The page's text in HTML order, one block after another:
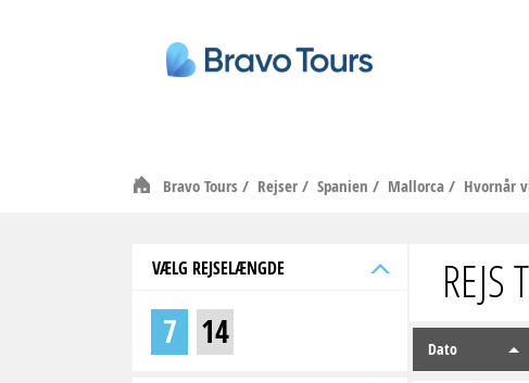
Bravo Tours / Rejser/ Spanien / Mallorca/ Hvornår
VÆLG REJSELÆNGDE
7 14
REJS
Dato